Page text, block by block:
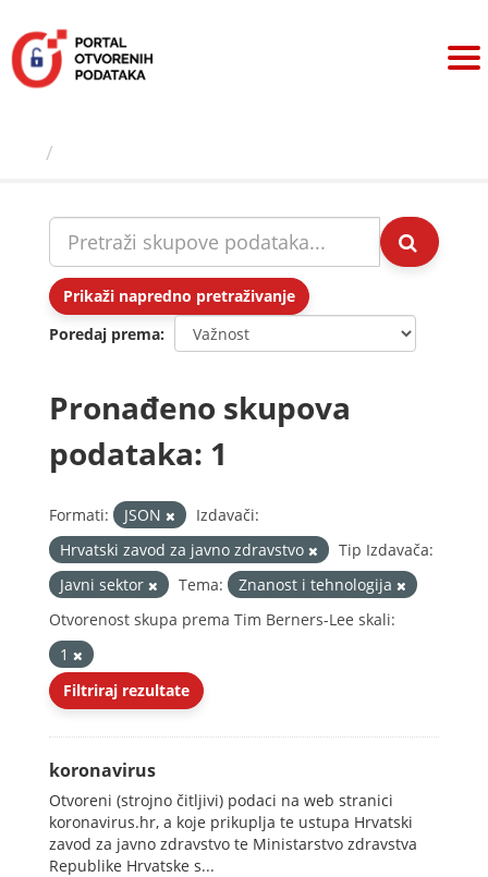
sadržaj
Prikaži napredno pretraživanje
Poredaj prema
Pronađeno skupova
podataka: 1
Formati: JSON
Izdavači:
Hrvatski zavod za javno zdravstvo
Tip Izdavača:
Javni sektor
Tema:
Znanost i tehnologija
Otvorenost skupa prema Tim Berners-Lee skali:
1
Filtriraj rezultate
koronavirus
Otvoreni (strojno čitljivi) podaci na web stranici
koronavirus.hr, a koje prikuplja te ustupa Hrvatski
zavod za javno zdravstvo te Ministarstvo zdravstva
Republike Hrvatske s...